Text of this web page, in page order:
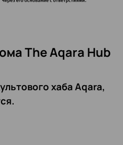
The Aqara Hub
хаба Aqara,